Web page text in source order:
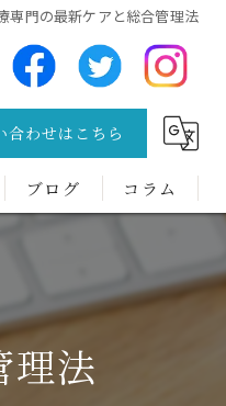
専門の最新ケアと総合管理法
合わせはこちら
ブログ コラム
理法